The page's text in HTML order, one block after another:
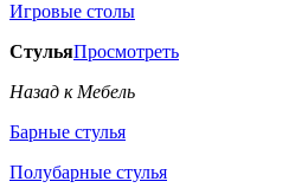
Игровые столы
СтульяПросмотреть
Назад к Мебель
Барные стулья
Полубарные стулья